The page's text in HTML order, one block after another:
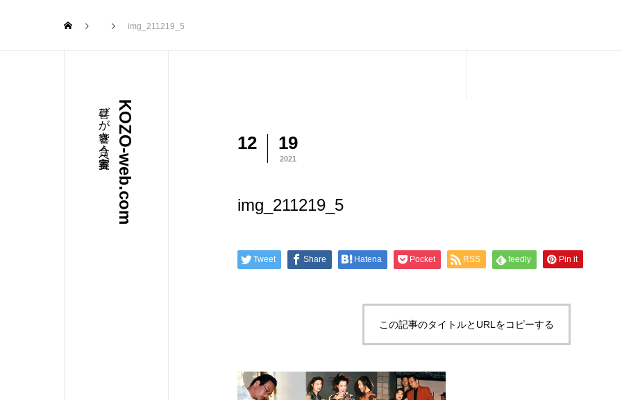
img_211219_5
KOZO-web.com
喜びが響き合う美容室へ 12 19
2021
img_211219_5
Tweet Share Hatena Pocket RSS feedly Pin it
この記事のタイトルとURLをコピーする